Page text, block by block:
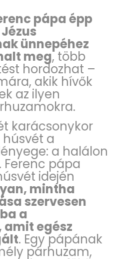
pápa épp
ünnepéhez
meg, több
hordozhat –
akik hívők
az ilyen
karácsonykor
a
a halálon
Ferenc pápa
idején
mintha
szervesen
a
egész
. Egy pápának
párhuzam,